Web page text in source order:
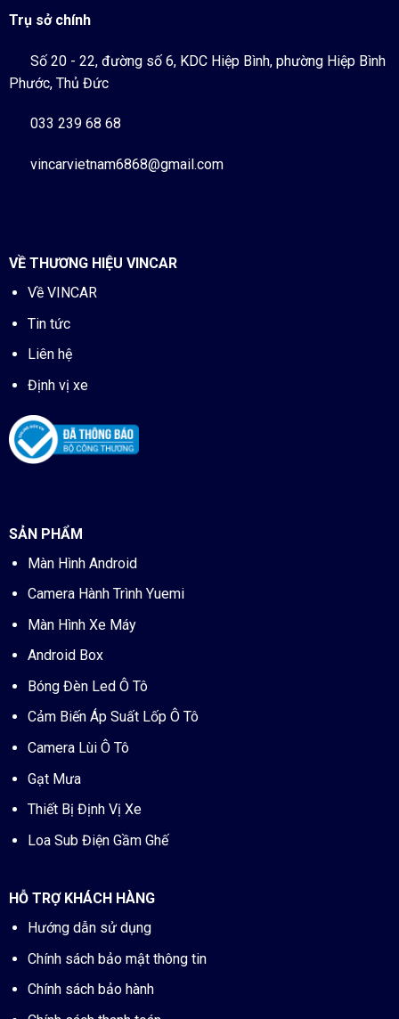
Trụ sở chính
Số 20 - 22, đường số 6, KDC Hiệp Bình, phường Hiệp Bình
Phước, Thủ Đức
033 239 68 68
vincarvietnam6868@gmail.com
VỀ THƯƠNG HIỆU VINCAR
Về VINCAR
Tin tức
Liên hệ
Định vị xe
SẢN PHẨM
Màn Hình Android
Camera Hành Trình Yuemi
Màn Hình Xe Máy
Android Box
Bóng Đèn Led Ô Tô
Cảm Biến Áp Suất Lốp Ô Tô
Camera Lùi Ô Tô
Gạt Mưa
Thiết Bị Định Vị Xe
Loa Sub Điện Gầm Ghế
HỖ TRỢ KHÁCH HÀNG
Hướng dẫn sử dụng
Chính sách bảo mật thông tin
Chính sách bảo hành